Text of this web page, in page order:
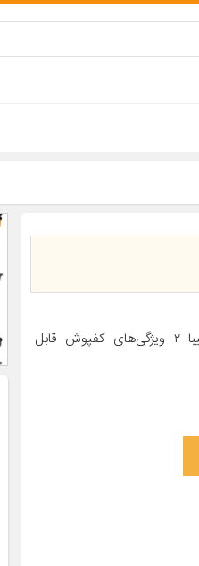
معرفی محصول جزئیات محصول جنس پلی‌اورتان خودرو تیبا ۲ ویژگی‌های کفپوش قابل